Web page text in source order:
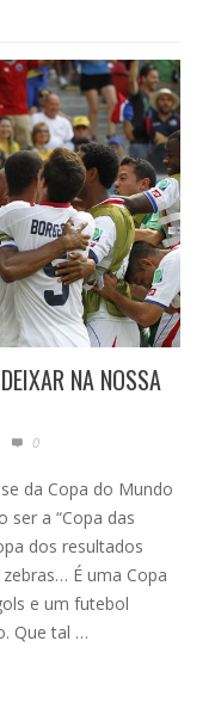
NA NOSSA
0
da Copa do Mundo
ser a “Copa das
dos resultados
É uma Copa
e um futebol
Que tal …